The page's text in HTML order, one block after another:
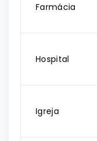
Farmácia
Hospital
Igreja